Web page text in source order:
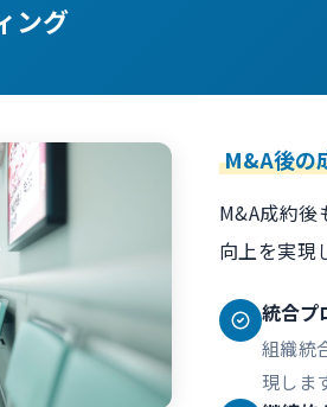
ング
M&A後の
M&A成約
向上を実現
統合プ
組織統
現しま